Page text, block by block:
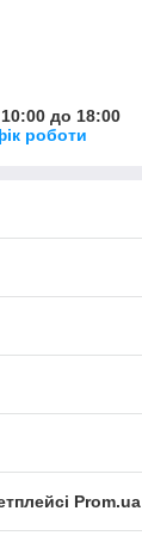
до 18:00
роботи
Prom.ua